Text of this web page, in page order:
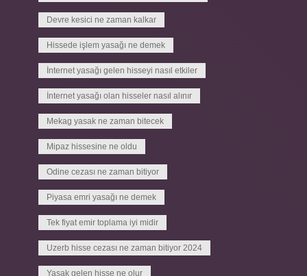
Devre kesici ne zaman kalkar
Hissede işlem yasağı ne demek
İnternet yasağı gelen hisseyi nasıl etkiler
İnternet yasağı olan hisseler nasıl alınır
Mekag yasak ne zaman bitecek
Mipaz hissesine ne oldu
Odine cezası ne zaman bitiyor
Piyasa emri yasağı ne demek
Tek fiyat emir toplama iyi midir
Uzerb hisse cezası ne zaman bitiyor 2024
Yasak gelen hisse ne olur